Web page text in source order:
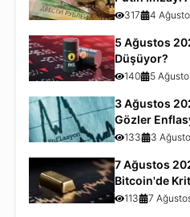
317 4
5 Ağustos
Düşüyor?
140 5
3 Ağustos
Gözler
133 3
7 Ağustos
Bitcoin'de
113 7